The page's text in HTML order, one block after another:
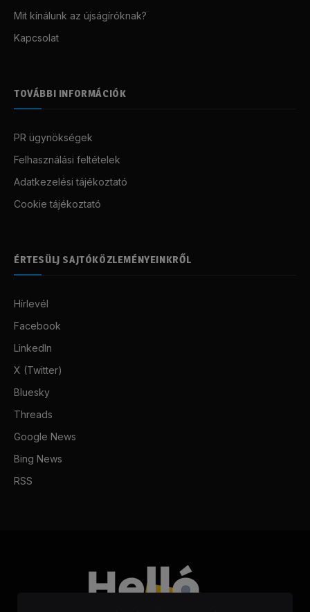
Mit kínálunk az újságíróknak?
Kapcsolat
TOVÁBBI INFORMÁCIÓK
PR ügynökségek
Felhasználási feltételek
Adatkezelési tájékoztató
Cookie tájékoztató
ÉRTESÜLJ SAJTÓKÖZLEMÉNYEINKRŐL
Hírlevél
Facebook
LinkedIn
X (Twitter)
Bluesky
Threads
Google News
Bing News
RSS